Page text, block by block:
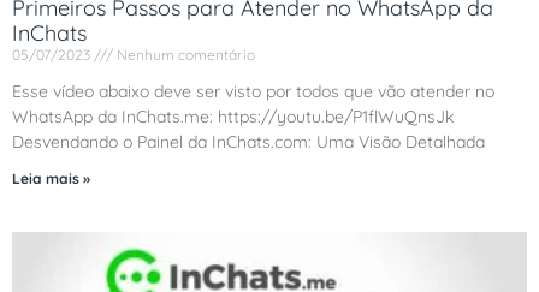
Primeiros Passos para Atender no WhatsApp da
InChats
05/07/2023 Nenhum comentário
Esse vídeo abaixo deve ser visto por todos que vão atender no
WhatsApp da InChats.me: https://youtu.be/P1flWuQnsJk
Desvendando o Painel da InChats.com: Uma Visão Detalhada
Leia mais »